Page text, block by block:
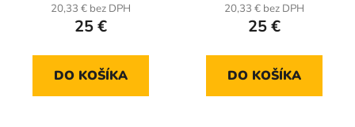
20,33 € bez DPH
25 €
DO KOŠÍKA
20,33 € bez DPH
25 €
DO KOŠÍKA